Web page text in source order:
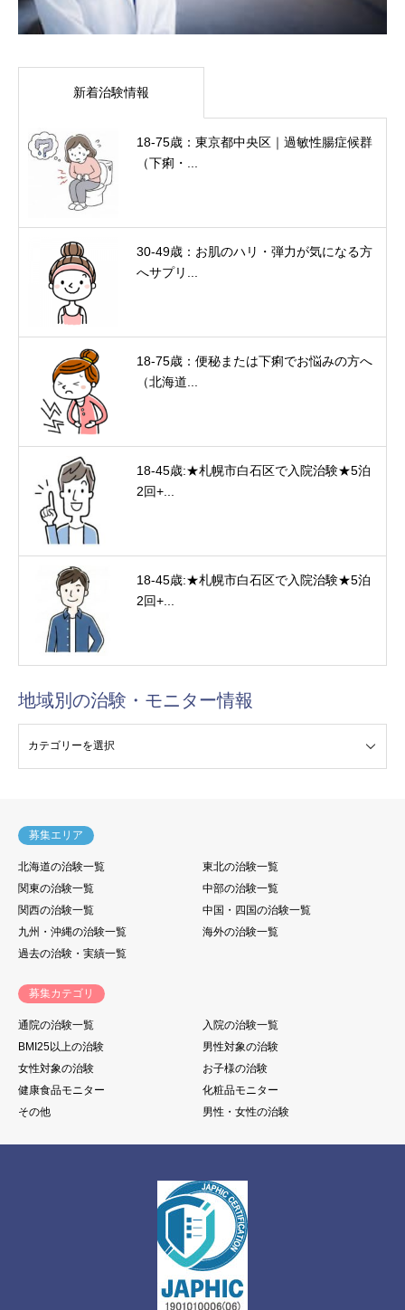
新着治験情報
18-75歳：東京都中央区｜過敏性腸症候群
（下痢・...
30-49歳：お肌のハリ・弾力が気になる方
へサプリ...
18-75歳：便秘または下痢でお悩みの方へ
（北海道...
18-45歳:★札幌市白石区で入院治験★5泊
2回+...
18-45歳:★札幌市白石区で入院治験★5泊
2回+...
地域別の治験・モニター情報
募集エリア
北海道の治験一覧
東北の治験一覧
関東の治験一覧
中部の治験一覧
関西の治験一覧
中国・四国の治験一覧
九州・沖縄の治験一覧
海外の治験一覧
過去の治験・実績一覧
募集カテゴリ
通院の治験一覧
入院の治験一覧
BMI25以上の治験
男性対象の治験
女性対象の治験
お子様の治験
健康食品モニター
化粧品モニター
その他
男性・女性の治験